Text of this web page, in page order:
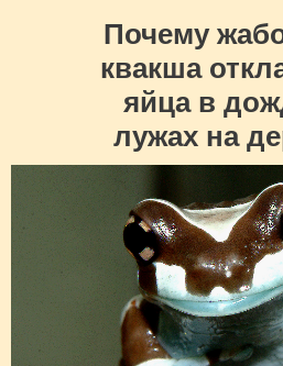
Почему
квакша
яйца в
лужах на